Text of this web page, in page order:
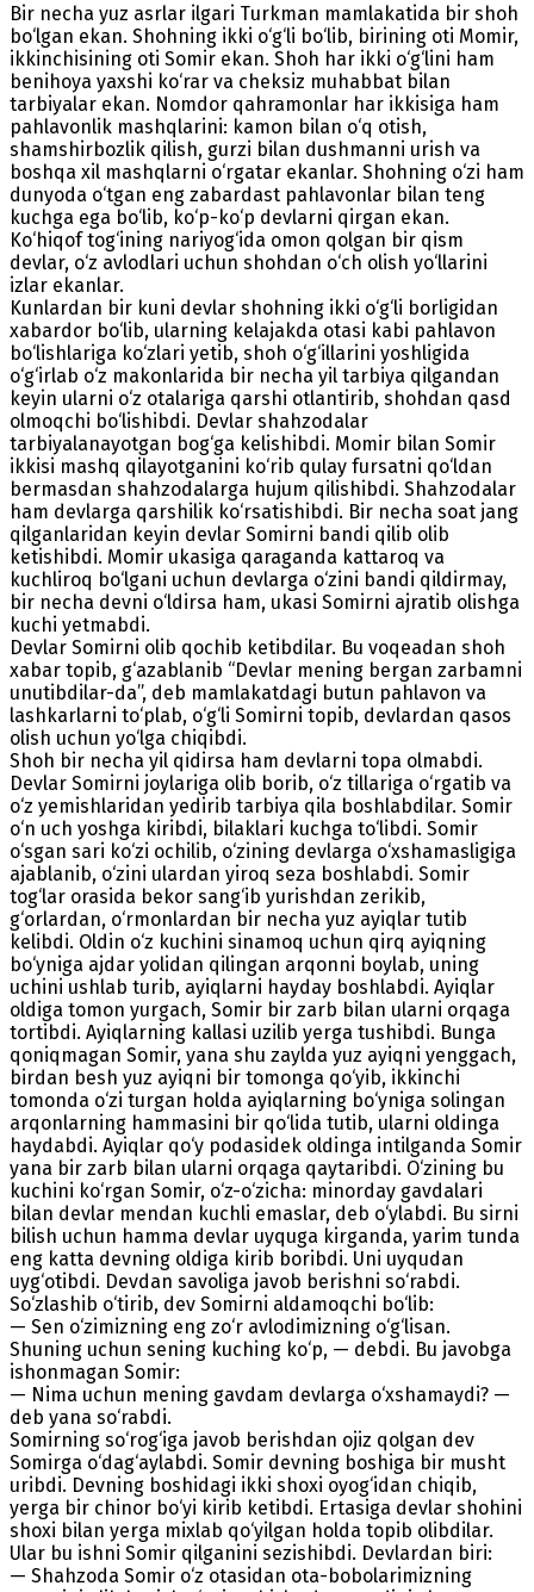
Bir necha yuz asrlar ilgari Тurkman mamlakatida bir shoh
bo‘lgan ekan. Shohning ikki o‘g‘li bo‘lib, birining oti Momir,
ikkinchisining oti Somir ekan. Shoh har ikki o‘g‘lini ham
benihoya yaxshi ko‘rar va cheksiz muhabbat bilan
tarbiyalar ekan. Nomdor qahramonlar har ikkisiga ham
pahlavonlik mashqlarini: kamon bilan o‘q otish,
shamshirbozlik qilish, gurzi bilan dushmanni urish va
boshqa xil mashqlarni o‘rgatar ekanlar. Shohning o‘zi ham
dunyoda o‘tgan eng zabardast pahlavonlar bilan teng
kuchga ega bo‘lib, ko‘p-ko‘p devlarni qirgan ekan.
Ko‘hiqof tog‘ining nariyog‘ida omon qolgan bir qism
devlar, o‘z avlodlari uchun shohdan o‘ch olish yo‘llarini
izlar ekanlar.
Kunlardan bir kuni devlar shohning ikki o‘g‘li borligidan
xabardor bo‘lib, ularning kelajakda otasi kabi pahlavon
bo‘lishlariga ko‘zlari yetib, shoh o‘g‘illarini yoshligida
o‘g‘irlab o‘z makonlarida bir necha yil tarbiya qilgandan
keyin ularni o‘z otalariga qarshi otlantirib, shohdan qasd
olmoqchi bo‘lishibdi. Devlar shahzodalar
tarbiyalanayotgan bog‘ga kelishibdi. Momir bilan Somir
ikkisi mashq qilayotganini ko‘rib qulay fursatni qo‘ldan
bermasdan shahzodalarga hujum qilishibdi. Shahzodalar
ham devlarga qarshilik ko‘rsatishibdi. Bir necha soat jang
qilganlaridan keyin devlar Somirni bandi qilib olib
ketishibdi. Momir ukasiga qaraganda kattaroq va
kuchliroq bo‘lgani uchun devlarga o‘zini bandi qildirmay,
bir necha devni o‘ldirsa ham, ukasi Somirni ajratib olishga
kuchi yetmabdi.
Devlar Somirni olib qochib ketibdilar. Bu voqeadan shoh
xabar topib, g‘azablanib “Devlar mening bergan zarbamni
unutibdilar-da”, deb mamlakatdagi butun pahlavon va
lashkarlarni to‘plab, o‘g‘li Somirni topib, devlardan qasos
olish uchun yo‘lga chiqibdi.
Shoh bir necha yil qidirsa ham devlarni topa olmabdi.
Devlar Somirni joylariga olib borib, o‘z tillariga o‘rgatib va
o‘z yemishlaridan yedirib tarbiya qila boshlabdilar. Somir
o‘n uch yoshga kiribdi, bilaklari kuchga to‘libdi. Somir
o‘sgan sari ko‘zi ochilib, o‘zining devlarga o‘xshamasligiga
ajablanib, o‘zini ulardan yiroq seza boshlabdi. Somir
tog‘lar orasida bekor sang‘ib yurishdan zerikib,
g‘orlardan, o‘rmonlardan bir necha yuz ayiqlar tutib
kelibdi. Oldin o‘z kuchini sinamoq uchun qirq ayiqning
bo‘yniga ajdar yolidan qilingan arqonni boylab, uning
uchini ushlab turib, ayiqlarni hayday boshlabdi. Ayiqlar
oldiga tomon yurgach, Somir bir zarb bilan ularni orqaga
tortibdi. Ayiqlarning kallasi uzilib yerga tushibdi. Bunga
qoniqmagan Somir, yana shu zaylda yuz ayiqni yenggach,
birdan besh yuz ayiqni bir tomonga qo‘yib, ikkinchi
tomonda o‘zi turgan holda ayiqlarning bo‘yniga solingan
arqonlarning hammasini bir qo‘lida tutib, ularni oldinga
haydabdi. Ayiqlar qo‘y podasidek oldinga intilganda Somir
yana bir zarb bilan ularni orqaga qaytaribdi. O‘zining bu
kuchini ko‘rgan Somir, o‘z-o‘zicha: minorday gavdalari
bilan devlar mendan kuchli emaslar, deb o‘ylabdi. Bu sirni
bilish uchun hamma devlar uyquga kirganda, yarim tunda
eng katta devning oldiga kirib boribdi. Uni uyqudan
uyg‘otibdi. Devdan savoliga javob berishni so‘rabdi.
So‘zlashib o‘tirib, dev Somirni aldamoqchi bo‘lib:
— Sen o‘zimizning eng zo‘r avlodimizning o‘g‘lisan.
Shuning uchun sening kuching ko‘p, — debdi. Bu javobga
ishonmagan Somir:
— Nima uchun mening gavdam devlarga o‘xshamaydi? —
deb yana so‘rabdi.
Somirning so‘rog‘iga javob berishdan ojiz qolgan dev
Somirga o‘dag‘aylabdi. Somir devning boshiga bir musht
uribdi. Devning boshidagi ikki shoxi oyog‘idan chiqib,
yerga bir chinor bo‘yi kirib ketibdi. Ertasiga devlar shohini
shoxi bilan yerga mixlab qo‘yilgan holda topib olibdilar.
Ular bu ishni Somir qilganini sezishibdi. Devlardan biri:
— Shahzoda Somir o‘z otasidan ota-bobolarimizning